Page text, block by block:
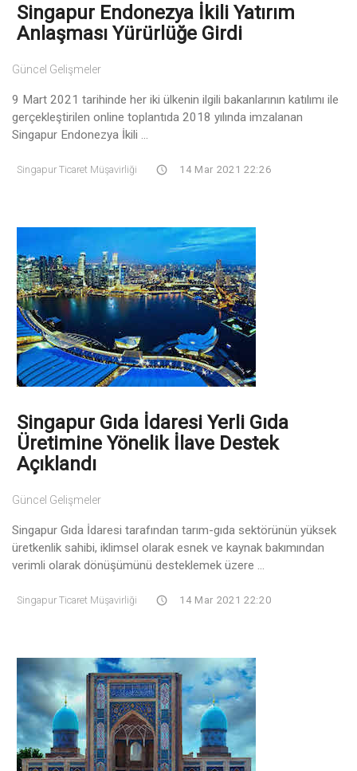
Singapur Endonezya İkili Yatırım
Anlaşması Yürürlüğe Girdi
Güncel Gelişmeler
9 Mart 2021 tarihinde her iki ülkenin ilgili bakanlarının katılımı ile
gerçekleştirilen online toplantıda 2018 yılında imzalanan
Singapur Endonezya İkili ...
Singapur Ticaret Müşavirliği 14 Mar 2021 22:26
Singapur Gıda İdaresi Yerli Gıda
Üretimine Yönelik İlave Destek
Açıklandı
Güncel Gelişmeler
Singapur Gıda İdaresi tarafından tarım-gıda sektörünün yüksek
üretkenlik sahibi, iklimsel olarak esnek ve kaynak bakımından
verimli olarak dönüşümünü desteklemek üzere ...
Singapur Ticaret Müşavirliği 14 Mar 2021 22:20